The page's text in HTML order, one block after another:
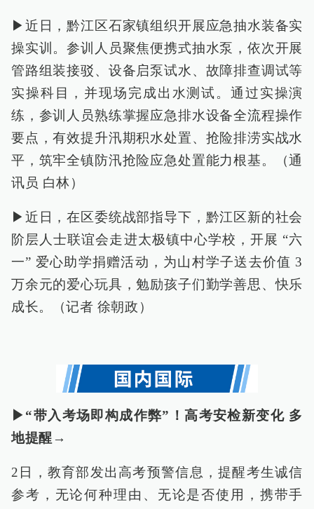
▶近日，黔江区石家镇组织开展应急抽水装备实
操实训。参训人员聚焦便携式抽水泵，依次开展
管路组装接驳、设备启泵试水、故障排查调试等
实操科目，并现场完成出水测试。通过实操演
练，参训人员熟练掌握应急排水设备全流程操作
要点，有效提升汛期积水处置、抢险排涝实战水
平，筑牢全镇防汛抢险应急处置能力根基。（通
讯员 白林）
▶近日，在区委统战部指导下，黔江区新的社会
阶层人士联谊会走进太极镇中心学校，开展 “六
一” 爱心助学捐赠活动，为山村学子送去价值 3
万余元的爱心玩具，勉励孩子们勤学善思、快乐
成长。（记者 徐朝政）
▶“带入考场即构成作弊”！高考安检新变化 多
地提醒→
2日，教育部发出高考预警信息，提醒考生诚信
参考，无论何种理由、无论是否使用，携带手